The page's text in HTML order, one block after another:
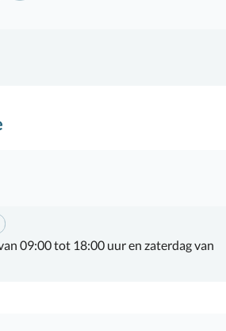
09:00 tot 18:00 uur en zaterdag van